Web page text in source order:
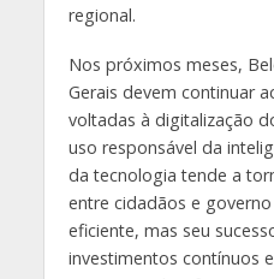
regional.
Nos próximos meses,
Gerais devem continuar
voltadas à digitalização
uso responsável da
da tecnologia tende a
entre cidadãos e
eficiente, mas seu
investimentos contínuos